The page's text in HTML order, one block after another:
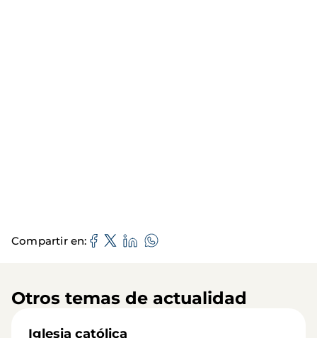
Compartir en
Otros temas de actualidad
Iglesia católica